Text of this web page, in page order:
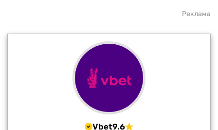
Реклама
Vbet9.6